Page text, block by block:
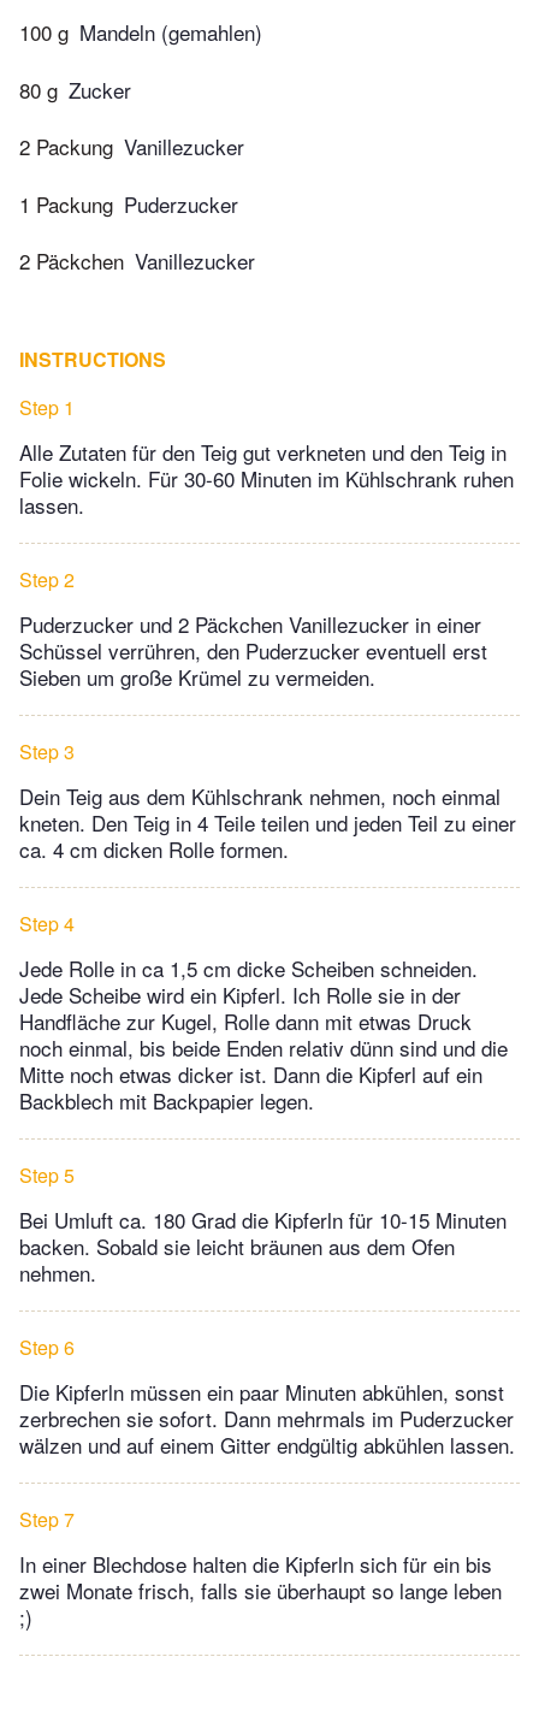
100 g Mandeln (gemahlen)
80 g Zucker
2 Packung Vanillezucker
1 Packung Puderzucker
2 Päckchen Vanillezucker
INSTRUCTIONS
Step 1
Alle Zutaten für den Teig gut verkneten und den Teig in
Folie wickeln. Für 30-60 Minuten im Kühlschrank ruhen
lassen.
Step 2
Puderzucker und 2 Päckchen Vanillezucker in einer
Schüssel verrühren, den Puderzucker eventuell erst
Sieben um große Krümel zu vermeiden.
Step 3
Dein Teig aus dem Kühlschrank nehmen, noch einmal
kneten. Den Teig in 4 Teile teilen und jeden Teil zu einer
ca. 4 cm dicken Rolle formen.
Step 4
Jede Rolle in ca 1,5 cm dicke Scheiben schneiden.
Jede Scheibe wird ein Kipferl. Ich Rolle sie in der
Handfläche zur Kugel, Rolle dann mit etwas Druck
noch einmal, bis beide Enden relativ dünn sind und die
Mitte noch etwas dicker ist. Dann die Kipferl auf ein
Backblech mit Backpapier legen.
Step 5
Bei Umluft ca. 180 Grad die Kipferln für 10-15 Minuten
backen. Sobald sie leicht bräunen aus dem Ofen
nehmen.
Step 6
Die Kipferln müssen ein paar Minuten abkühlen, sonst
zerbrechen sie sofort. Dann mehrmals im Puderzucker
wälzen und auf einem Gitter endgültig abkühlen lassen.
Step 7
In einer Blechdose halten die Kipferln sich für ein bis
zwei Monate frisch, falls sie überhaupt so lange leben
;)